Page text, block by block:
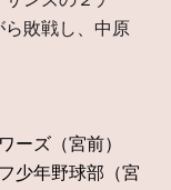
敗戦し、中原
ズ（宮前）
少年野球部（宮